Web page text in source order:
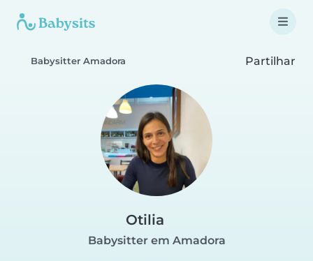
Babysitter Amadora Partilhar
Otilia
Babysitter em Amadora